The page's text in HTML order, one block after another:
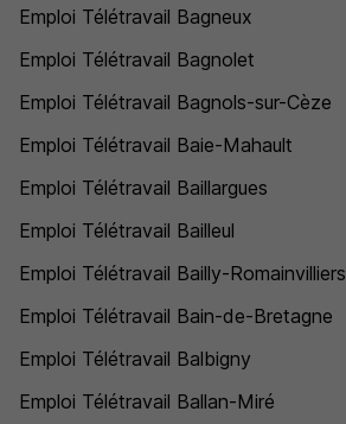
Emploi Télétravail Bagneux
Emploi Télétravail Bagnolet
Emploi Télétravail Bagnols-sur-Cèze
Emploi Télétravail Baie-Mahault
Emploi Télétravail Baillargues
Emploi Télétravail Bailleul
Emploi Télétravail Bailly-Romainvilliers
Emploi Télétravail Bain-de-Bretagne
Emploi Télétravail Balbigny
Emploi Télétravail Ballan-Miré